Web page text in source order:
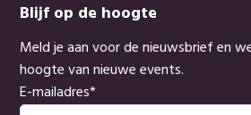
Blijf op de hoogte
Meld je aan voor de nieuwsbrief en
hoogte van nieuwe events.
E-mailadres*